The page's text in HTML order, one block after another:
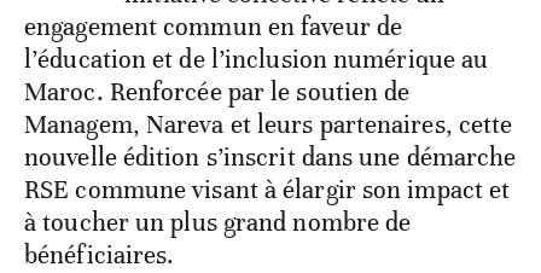
engagement commun en faveur de
l’éducation et de l’inclusion numérique au
Maroc. Renforcée par le soutien de
Managem, Nareva et leurs partenaires, cette
nouvelle édition s’inscrit dans une démarche
RSE commune visant à élargir son impact et
à toucher un plus grand nombre de
bénéficiaires.